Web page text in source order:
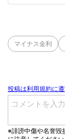
マイナス金利